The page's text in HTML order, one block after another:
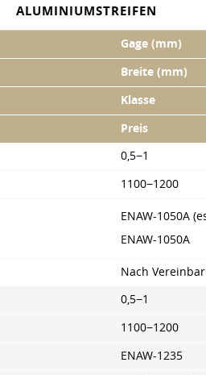
ALUMINIUMSTREIFEN
Gage (mm)
Breite (mm)
Klasse
Preis
0,5−1
1100−1200
ENAW-1050A
ENAW-1050A
Nach
0,5−1
1100−1200
ENAW-1235